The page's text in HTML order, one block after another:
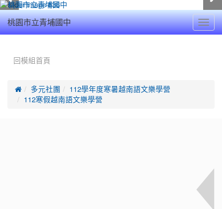
桃園市立青埔國中
回模組首頁
 多元社團
112學年度寒暑越南語文樂學營
112寒假越南語文樂學營